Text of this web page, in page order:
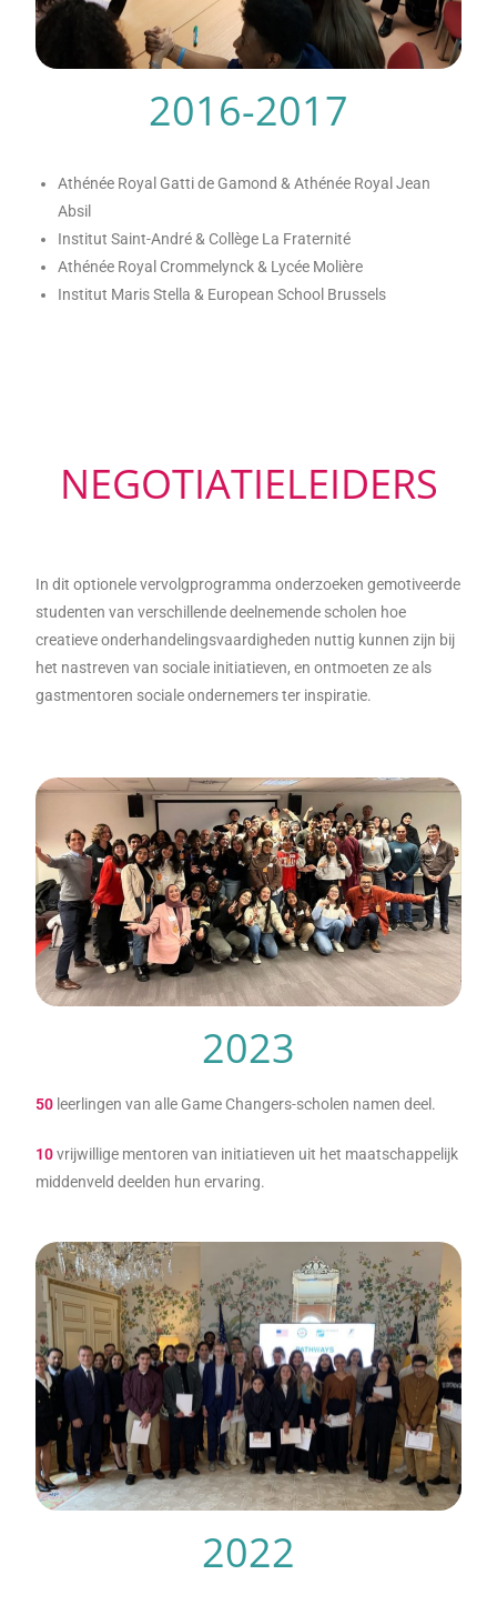
2016-2017
Athénée Royal Gatti de Gamond & Athénée Royal Jean
Absil
Institut Saint-André & Collège La Fraternité
Athénée Royal Crommelynck & Lycée Molière
Institut Maris Stella & European School Brussels
NEGOTIATIELEIDERS
In dit optionele vervolgprogramma onderzoeken gemotiveerde
studenten van verschillende deelnemende scholen hoe
creatieve onderhandelingsvaardigheden nuttig kunnen zijn bij
het nastreven van sociale initiatieven, en ontmoeten ze als
gastmentoren sociale ondernemers ter inspiratie.
2023
50 leerlingen van alle Game Changers-scholen namen deel.
10vrijwillige mentoren van initiatieven uit het maatschappelijk
middenveld deelden hun ervaring.
2022